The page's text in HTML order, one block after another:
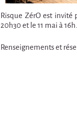
Risque ZérO est invité
20h30 et le 11 mai à 16h.
Renseignements et